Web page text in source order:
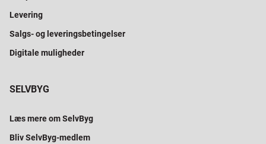
Levering
Salgs- og leveringsbetingelser
Digitale muligheder
SELVBYG
Læs mere om SelvByg
Bliv SelvByg-medlem